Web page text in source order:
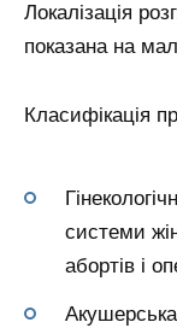
Локалізація
показана на
Класифікація
системи
абортів і